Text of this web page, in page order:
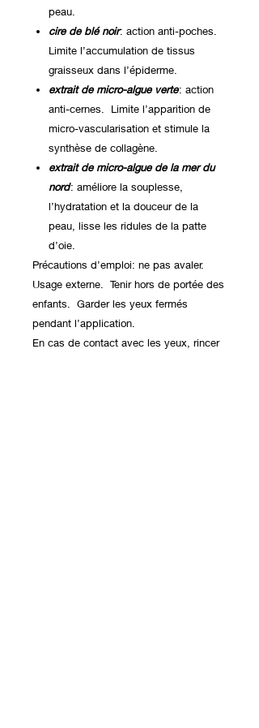
peau.
cire de blé noir: action anti-poches.
Limite l’accumulation de tissus
graisseux dans l’épiderme.
extrait de micro-algue verte: action
anti-cernes. Limite l’apparition de
micro-vascularisation et stimule la
synthèse de collagène.
extrait de micro-algue de la mer du
nord: améliore la souplesse,
l’hydratation et la douceur de la
peau, lisse les ridules de la patte
d’oie.
Précautions d’emploi: ne pas avaler.
Usage externe. Tenir hors de portée des
enfants. Garder les yeux fermés
pendant l’application.
En cas de contact avec les yeux, rincer